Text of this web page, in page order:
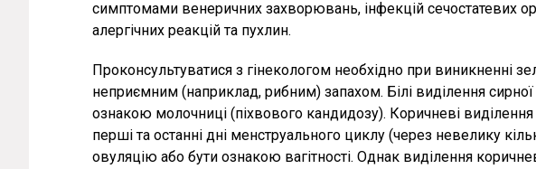
симптомами венеричних захворювань, інфекцій сечостатевих
алергічних реакцій та пухлин.
Проконсультуватися з гінекологом необхідно при виникненні
неприємним (наприклад, рибним) запахом. Білі виділення
ознакою молочниці (піхвового кандидозу). Коричневі
перші та останні дні менструального циклу (через невелику
овуляцію або бути ознакою вагітності. Однак виділення